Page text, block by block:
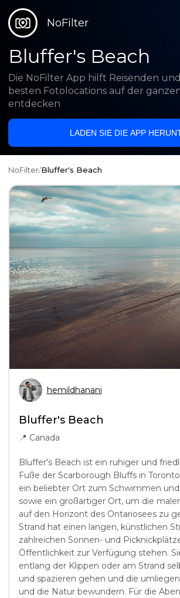
NoFilter
Bluffer's Beach
Die NoFilter App hilft Reisenden
besten Fotolocations auf der
entdecken
LADEN SIE DIE APP
NoFilter/Bluffer's Beach
hemildhanani
Bluffer's Beach
📍 Canada
Bluffer's Beach ist ein ruhiger und
Fuße der Scarborough Bluffs in
ein beliebter Ort zum Schwimmen und
sowie ein großartiger Ort, um die
auf den Horizont des Ontariosees zu
Strand hat einen langen, künstlichen
zahlreichen Sonnen- und
Öffentlichkeit zur Verfügung stehen.
entlang der Klippen oder am Strand
und spazieren gehen und die
und die Natur bewundern. Für die